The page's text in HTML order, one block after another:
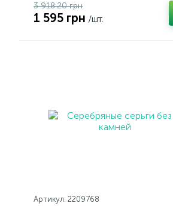
3 918.20 грн
1 595 грн /шт.
Артикул: 2209768